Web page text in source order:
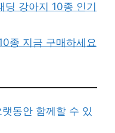
딩 강아지 10종 인기
종 지금 구매하세요
동안 함께할 수 있